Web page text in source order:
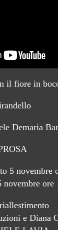
il fiore in
Demaria
5 novembre
novembre ore
e Diana